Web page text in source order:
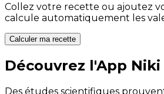
Collez votre recette ou ajoutez
calcule automatiquement les
Calculer ma recette
Découvrez l'App Niki
Des études scientifiques